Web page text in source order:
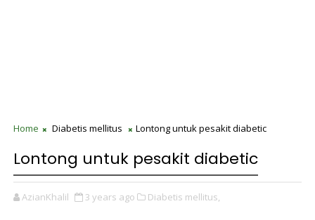
Home Diabetis mellitus Lontong untuk pesakit diabetic
Lontong untuk pesakit diabetic
AzianKhalil 3 years ago Diabetis mellitus,